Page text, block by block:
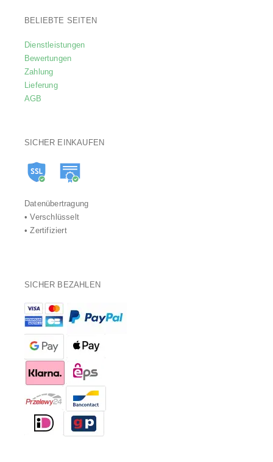
BELIEBTE SEITEN
Dienstleistungen
Bewertungen
Zahlung
Lieferung
AGB
SICHER EINKAUFEN
Datenübertragung
• Verschlüsselt
• Zertifiziert
SICHER BEZAHLEN